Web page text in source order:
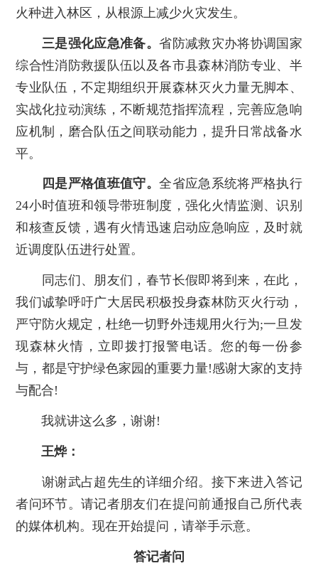
火种进入林区，从根源上减少火灾发生。
三是强化应急准备。省防减救灾办将协调国家
综合性消防救援队伍以及各市县森林消防专业、半
专业队伍，不定期组织开展森林灭火力量无脚本、
实战化拉动演练，不断规范指挥流程，完善应急响
应机制，磨合队伍之间联动能力，提升日常战备水
平。
四是严格值班值守。全省应急系统将严格执行
24小时值班和领导带班制度，强化火情监测、识别
和核查反馈，遇有火情迅速启动应急响应，及时就
近调度队伍进行处置。
同志们、朋友们，春节长假即将到来，在此，
我们诚挚呼吁广大居民积极投身森林防灭火行动，
严守防火规定，杜绝一切野外违规用火行为;一旦发
现森林火情，立即拨打报警电话。您的每一份参
与，都是守护绿色家园的重要力量!感谢大家的支持
与配合!
我就讲这么多，谢谢!
王烨：
谢谢武占超先生的详细介绍。接下来进入答记
者问环节。请记者朋友们在提问前通报自己所代表
的媒体机构。现在开始提问，请举手示意。
答记者问